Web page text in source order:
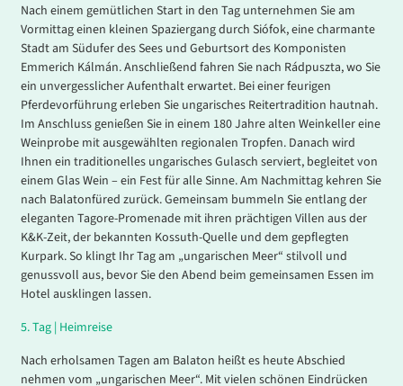
Nach einem gemütlichen Start in den Tag unternehmen Sie am
Vormittag einen kleinen Spaziergang durch Siófok, eine charmante
Stadt am Südufer des Sees und Geburtsort des Komponisten
Emmerich Kálmán. Anschließend fahren Sie nach Rádpuszta, wo Sie
ein unvergesslicher Aufenthalt erwartet. Bei einer feurigen
Pferdevorführung erleben Sie ungarisches Reitertradition hautnah.
Im Anschluss genießen Sie in einem 180 Jahre alten Weinkeller eine
Weinprobe mit ausgewählten regionalen Tropfen. Danach wird
Ihnen ein traditionelles ungarisches Gulasch serviert, begleitet von
einem Glas Wein – ein Fest für alle Sinne. Am Nachmittag kehren Sie
nach Balatonfüred zurück. Gemeinsam bummeln Sie entlang der
eleganten Tagore-Promenade mit ihren prächtigen Villen aus der
K&K-Zeit, der bekannten Kossuth-Quelle und dem gepflegten
Kurpark. So klingt Ihr Tag am „ungarischen Meer“ stilvoll und
genussvoll aus, bevor Sie den Abend beim gemeinsamen Essen im
Hotel ausklingen lassen.
5.Tag | Heimreise
Nach erholsamen Tagen am Balaton heißt es heute Abschied
nehmen vom „ungarischen Meer“. Mit vielen schönen Eindrücken